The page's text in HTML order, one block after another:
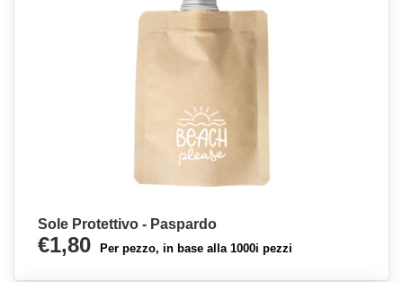
Sole Protettivo - Paspardo
€1,80 Per pezzo, in base alla 1000i pezzi